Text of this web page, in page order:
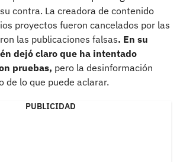
contra. La creadora de contenido
proyectos fueron cancelados por las
las publicaciones falsas. En su
dejó claro que ha intentado
pruebas, pero la desinformación
de lo que puede aclarar.
PUBLICIDAD